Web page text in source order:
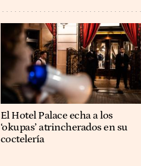
El Hotel Palace echa a los
‘okupas’ atrincherados en su
coctelería